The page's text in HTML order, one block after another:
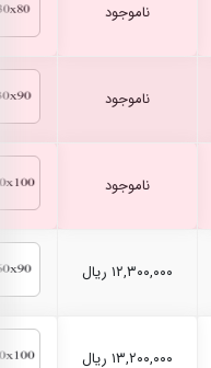
ناموجود
ناموجود
ناموجود
۱۲,۳۰۰,۰۰۰ ریال
۱۳,۲۰۰,۰۰۰ ریال